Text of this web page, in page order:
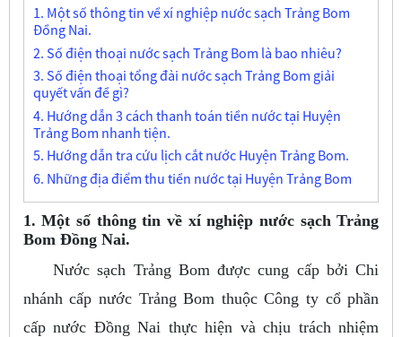
1. Một số thông tin về xí nghiệp nước sạch Trảng Bom
Đồng Nai.
2. Số điện thoại nước sạch Trảng Bom là bao nhiêu?
3. Số điện thoại tổng đài nước sạch Trảng Bom giải
quyết vấn đề gì?
4. Hướng dẫn 3 cách thanh toán tiền nước tại Huyện
Trảng Bom nhanh tiện.
5. Hướng dẫn tra cứu lịch cắt nước Huyện Trảng Bom.
6. Những địa điểm thu tiền nước tại Huyện Trảng Bom
1. Một số thông tin về xí nghiệp nước sạch Trảng
Bom Đồng Nai.
Nước sạch Trảng Bom được cung cấp bởi Chi
nhánh cấp nước Trảng Bom thuộc Công ty cổ phần
cấp nước Đồng Nai thực hiện và chịu trách nhiệm